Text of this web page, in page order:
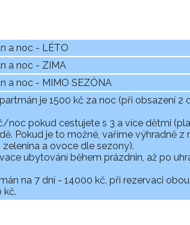
a noc - LÉTO
a noc - ZIMA
a noc - MIMO SEZÓNA
je 1500 kč za noc (při obsazení 2
noc pokud cestujete s 3 a více dětmi
Pokud je to možné, vaříme výhradně z
a ovoce dle sezony).
ubytování během prázdnin, až po
na 7 dní - 14000 kč, při rezervaci
kč.